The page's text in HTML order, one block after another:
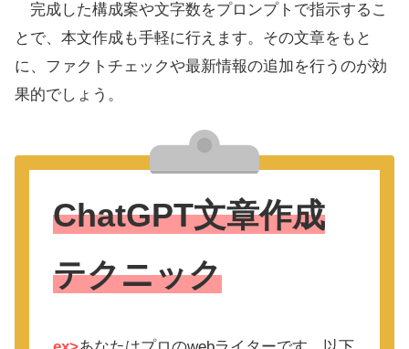
完成した構成案や文字数をプロンプトで指示するこ
とで、本文作成も手軽に行えます。その文章をもと
に、ファクトチェックや最新情報の追加を行うのが効
果的でしょう。
ChatGPT文章作成
テクニック